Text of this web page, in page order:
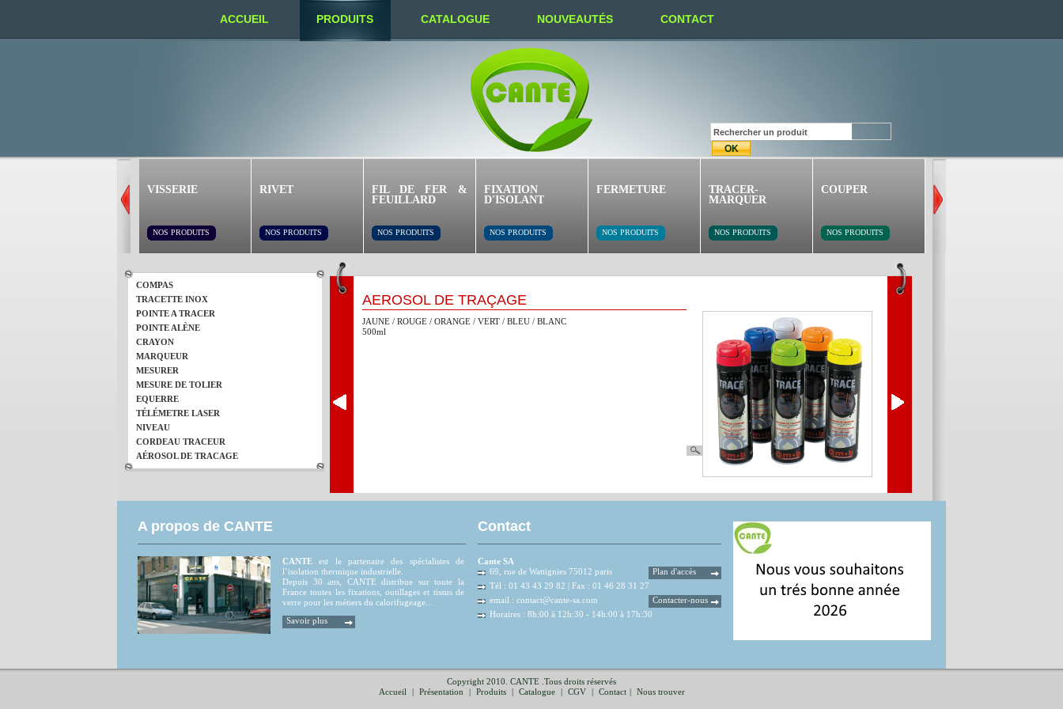
ACCUEIL PRODUITS CATALOGUE NOUVEAUTÉS CONTACT
VISSERIE
NOS PRODUITS
RIVET
NOS PRODUITS
FIL DE FER &
FEUILLARD
NOS PRODUITS
FIXATION
D'ISOLANT
NOS PRODUITS
FERMETURE
NOS PRODUITS
TRACER-
MARQUER
NOS PRODUITS
COUPER
NOS PRODUITS
COMPAS
TRACETTE INOX
POINTE A TRACER
POINTE ALÈNE
CRAYON
MARQUEUR
MESURER
MESURE DE TOLIER
EQUERRE
TÉLÉMETRE LASER
NIVEAU
CORDEAU TRACEUR
AÉROSOL DE TRACAGE
AÉROSOL DE TRAÇAGE
JAUNE / ROUGE / ORANGE / VERT / BLEU / BLANC
500ml
A propos de CANTE
CANTE est le partenaire des spécialistes de
l’isolation thermique industrielle.
Depuis 30 ans, CANTE distribue sur toute la
France toutes les fixations, outillages et tissus de
verre pour les métiers du calorifugeage...
Savoir plus
Contact
Cante SA
69, rue de Wattignies 75012 paris
Plan d'accès
Tél : 01 43 43 29 82 | Fax : 01 46 28 31 27
email : contact@cante-sa.com
Contacter-nous
Horaires : 8h:00 à 12h:30 - 14h:00 à 17h:30
Copyright 2010. CANTE .Tous droits réservés
Accueil
| Présentation | Produits | Catalogue | CGV | Contact | Nous trouver